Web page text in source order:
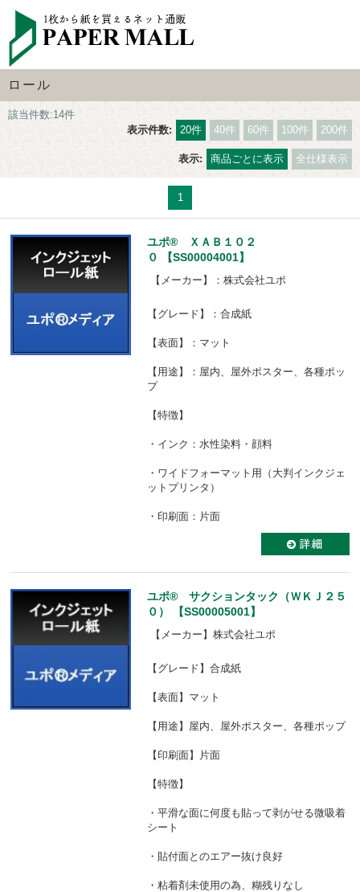
ロール
該当件数:14件
表示件数:
20件 40件 60件 100件 200件
表示: 商品ごとに表示 全仕様表示
1
ユポ® ＸＡＢ１０２
０ 【SS00004001】
【メーカー】：株式会社ユポ
【グレード】：合成紙
【表面】：マット
【用途】：屋内、屋外ポスター、各種ポッ
プ
【特徴】
・インク：水性染料・顔料
・ワイドフォーマット用（大判インクジェ
ットプリンタ）
・印刷面：片面
ユポ® サクションタック（ＷＫＪ２５
０） 【SS00005001】
【メーカー】株式会社ユポ
【グレード】合成紙
【表面】マット
【用途】屋内、屋外ポスター、各種ポップ
【印刷面】片面
【特徴】
・平滑な面に何度も貼って剥がせる微吸着
シート
・貼付面とのエアー抜け良好
・粘着剤未使用の為、糊残りなし